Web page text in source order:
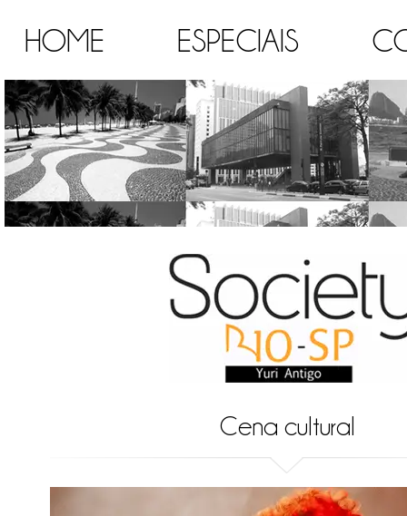
HOME ESPECIAIS
Cena cultural